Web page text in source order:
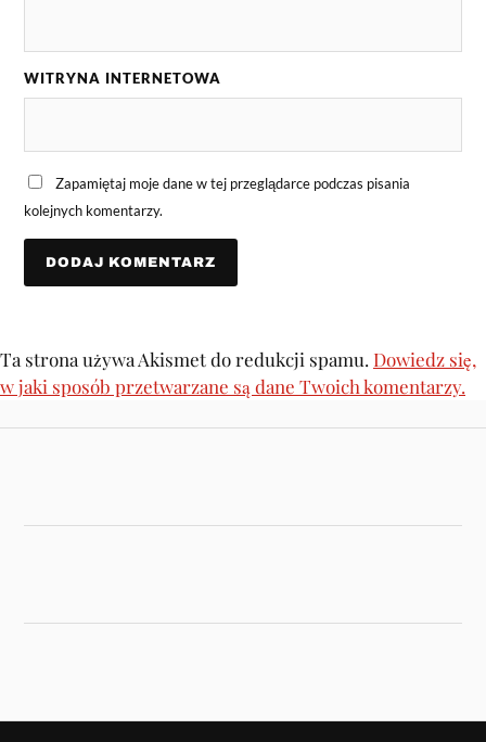
WITRYNA INTERNETOWA
Zapamiętaj moje dane w tej przeglądarce podczas pisania
kolejnych komentarzy.
Ta strona używa Akismet do redukcji spamu. Dowiedz się,
w jaki sposób przetwarzane są dane Twoich komentarzy.